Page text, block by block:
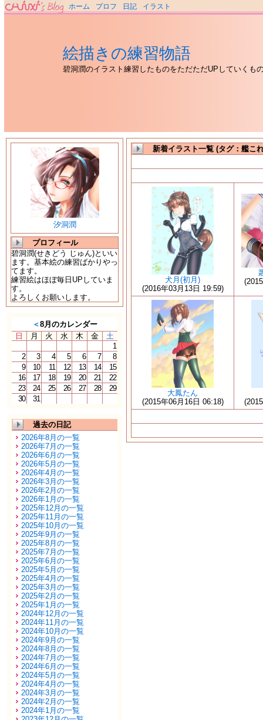
ホーム プロフ 日記 イラスト
絵描きの練習物語
碧洞潤のイラスト練習したものをただただUPしていくも
汐洞潤
プロフィール
碧洞潤(せきどう じゅん)といい
ます。基本絵の練習ばかりやっ
てます。
練習絵はほぼ毎日UPしていま
す。
よろしくお願いします。
＜8月のカレンダー
日
月 火 水 木 金
土
1
2
3 4 5 6 7
8
9
10 11 12 13 14
15
16
17 18 19 20 21
22
23
24 25 26 27 28
29
30
31
過去の日記
2026年8月の一覧
2026年7月の一覧
2026年6月の一覧
2026年5月の一覧
2026年4月の一覧
2026年3月の一覧
2026年2月の一覧
2026年1月の一覧
2025年12月の一覧
2025年11月の一覧
2025年10月の一覧
2025年9月の一覧
2025年8月の一覧
2025年7月の一覧
2025年6月の一覧
2025年5月の一覧
2025年4月の一覧
2025年3月の一覧
2025年2月の一覧
2025年1月の一覧
2024年12月の一覧
2024年11月の一覧
2024年10月の一覧
2024年9月の一覧
2024年8月の一覧
2024年7月の一覧
2024年6月の一覧
2024年5月の一覧
2024年4月の一覧
2024年3月の一覧
2024年2月の一覧
2024年1月の一覧
新着イラスト一覧 (タグ：艦こ
犬月(初月)
(2016年03月13日 19:59)
大鳳たん
(2015年06月16日 06:18)